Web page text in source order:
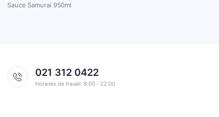
Sauce Samurai 950ml
021 312 0422
Horaires de travail: 8:00 - 22:00